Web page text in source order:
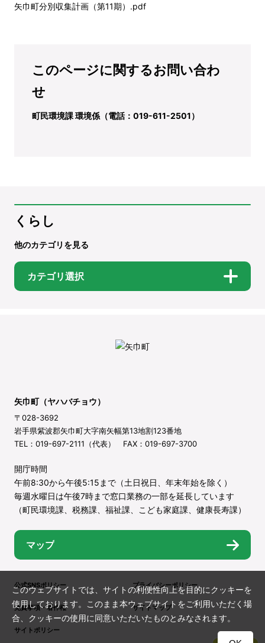
矢巾町分別収集計画（第11期）.pdf
このページに関するお問い合わ
せ
町民環境課 環境係（電話：019-611-2501）
くらし
他のカテゴリを見る
カテゴリ選択
矢巾町（ヤハバチョウ）
〒028-3692
岩手県紫波郡矢巾町大字南矢幅第13地割123番地
TEL：019-697-2111（代表） FAX：019-697-3700
開庁時間
午前8:30から午後5:15まで（土日祝日、年末年始を除く）
毎週水曜日は午後7時まで窓口業務の一部を延長しています
（町民環境課、税務課、福祉課、こども家庭課、健康長寿課）
マップ
公式SNSポリシー プライバシーポリシー
免責事項・著作権 サイトマップ
サイトポリシー
このウェブサイトでは、サイトの利便性向上を目的にクッキーを
使用しております。このまま本ウェブサイトをご利用いただく場
合、クッキーの使用に同意いただいたものとみなされます。